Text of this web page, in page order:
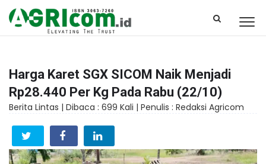
Harga Karet SGX SICOM Naik Menjadi
Rp28.440 Per Kg Pada Rabu (22/10)
Berita Lintas | Dibaca : 699 Kali | Penulis : Redaksi Agricom